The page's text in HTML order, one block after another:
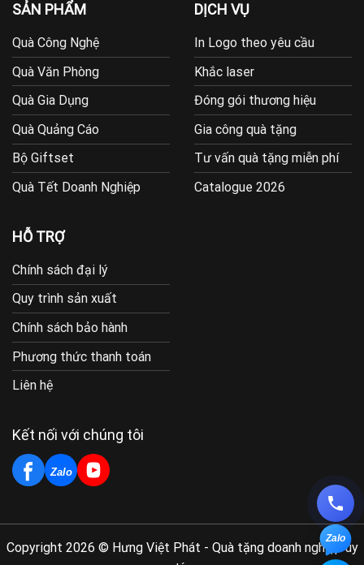
SẢN PHẨM
Quà Công Nghệ
Quà Văn Phòng
Quà Gia Dụng
Quà Quảng Cáo
Bộ Giftset
Quà Tết Doanh Nghiệp
DỊCH VỤ
In Logo theo yêu cầu
Khắc laser
Đóng gói thương hiệu
Gia công quà tặng
Tư vấn quà tặng miễn phí
Catalogue 2026
HỖ TRỢ
Chính sách đại lý
Quy trình sản xuất
Chính sách bảo hành
Phương thức thanh toán
Liên hệ
Kết nối với chúng tôi
Zalo
Copyright 2026 © Hưng Việt Phát - Quà tặng doanh nghiệp uy
Zalo